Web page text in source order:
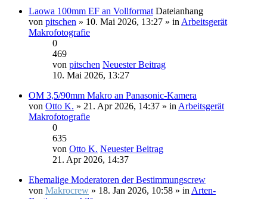
Laowa 100mm EF an Vollformat Dateianhang
von pitschen » 10. Mai 2026, 13:27 » in Arbeitsgerät
Makrofotografie
0
469
von pitschen Neuester Beitrag
10. Mai 2026, 13:27
OM 3,5/90mm Makro an Panasonic-Kamera
von Otto K. » 21. Apr 2026, 14:37 » in Arbeitsgerät
Makrofotografie
0
635
von Otto K. Neuester Beitrag
21. Apr 2026, 14:37
Ehemalige Moderatoren der Bestimmungscrew
von Makrocrew » 18. Jan 2026, 10:58 » in Arten-